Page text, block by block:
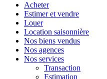
Acheter
Estimer et vendre
Louer
Location saisonnière
Nos biens vendus
Nos agences
Nos services
Transaction
Estimation